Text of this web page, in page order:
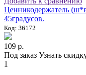
Ценникодержатель
45градусов.
Код: 36172
109 р.
Под заказ Узнать
1